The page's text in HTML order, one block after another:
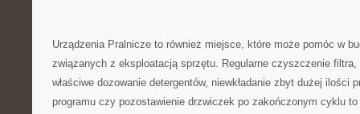
Urządzenia Pralnicze to również miejsce, które może pomóc w
związanych z eksploatacją sprzętu. Regularne czyszczenie
właściwe dozowanie detergentów, niewkładanie zbyt dużej ilości
programu czy pozostawienie drzwiczek po zakończonym cyklu to